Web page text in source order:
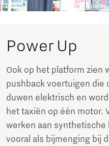
Power Up
Ook op het platform zien
pushback voertuigen die
duwen elektrisch en
het taxiën op één motor.
werken aan
vooral als bijmenging bij